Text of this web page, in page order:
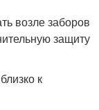
возле заборов
защиту
к